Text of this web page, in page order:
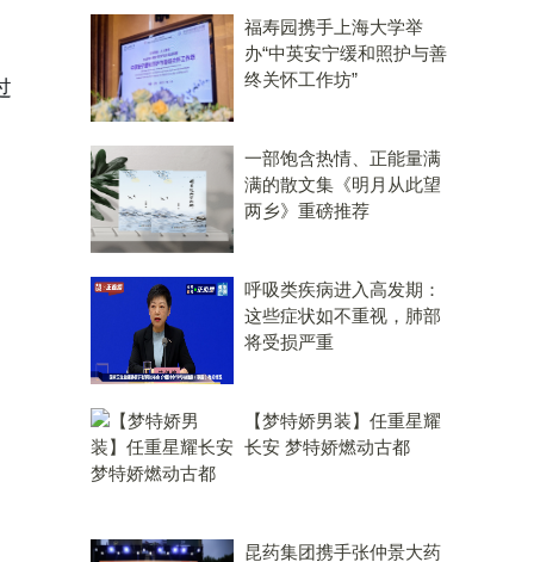
福寿园携手上海大学举
办“中英安宁缓和照护与善
终关怀工作坊”
一部饱含热情、正能量满
满的散文集《明月从此望
两乡》重磅推荐
呼吸类疾病进入高发期：
这些症状如不重视，肺部
将受损严重
【梦特娇男装】任重星耀
长安 梦特娇燃动古都
昆药集团携手张仲景大药